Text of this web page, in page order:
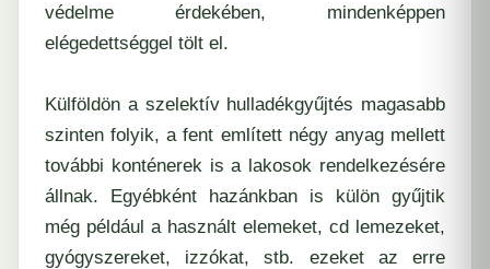
védelme érdekében, mindenképpen
elégedettséggel tölt el.
Külföldön a szelektív hulladékgyűjtés magasabb
szinten folyik, a fent említett négy anyag mellett
további konténerek is a lakosok rendelkezésére
állnak. Egyébként hazánkban is külön gyűjtik
még például a használt elemeket, cd lemezeket,
gyógyszereket, izzókat, stb. ezeket az erre